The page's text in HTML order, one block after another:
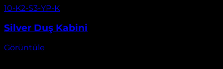
Görüntüle